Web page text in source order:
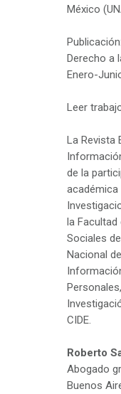
México
Derecho a
Enero-
Leer
La Revista
de la
la Facultad
Sociales
Nacional
CIDE.
Roberto
Abogado
Buenos